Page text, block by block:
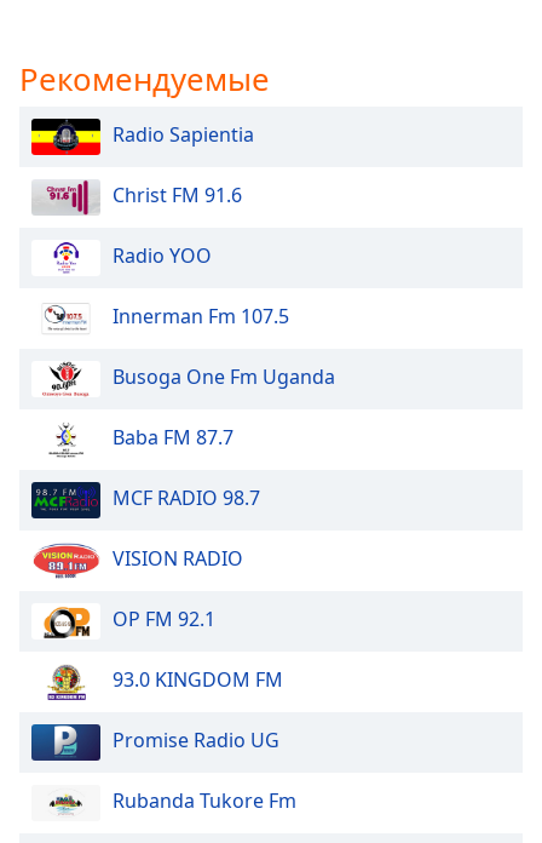
Рекомендуемые
Radio Sapientia
Christ FM 91.6
Radio YOO
Innerman Fm 107.5
Busoga One Fm Uganda
Baba FM 87.7
MCF RADIO 98.7
VISION RADIO
OP FM 92.1
93.0 KINGDOM FM
Promise Radio UG
Rubanda Tukore Fm